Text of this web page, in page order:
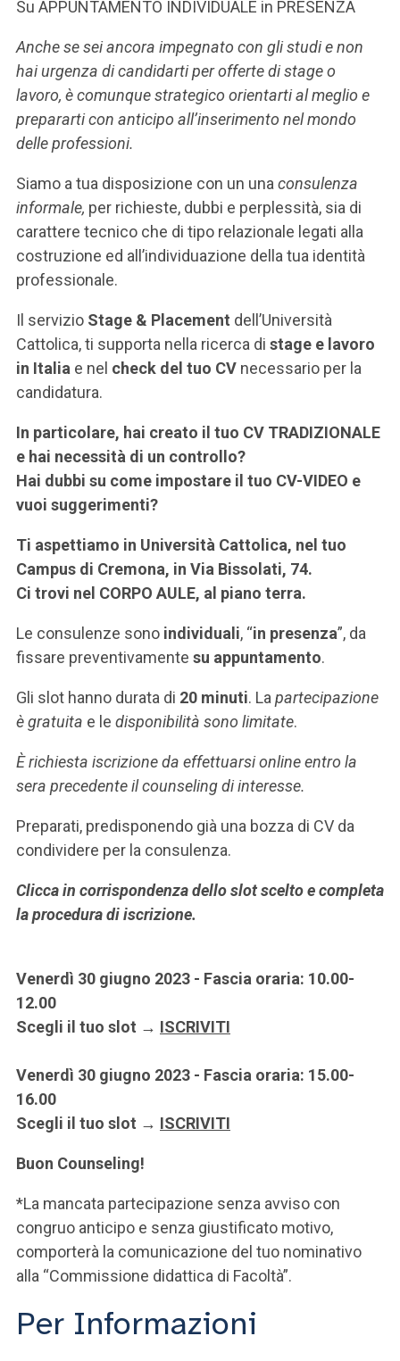
SEI UN DOCENTE O UN MEMBRO DELLO STAFF
ACCEDI A CLOUDMAIL
Su APPUNTAMENTO INDIVIDUALE in PRESENZA
Anche se sei ancora impegnato con gli studi e non
hai urgenza di candidarti per offerte di stage o
lavoro, è comunque strategico orientarti al meglio e
prepararti con anticipo all’inserimento nel mondo
delle professioni.
Siamo a tua disposizione con un una consulenza
informale, per richieste, dubbi e perplessità, sia di
carattere tecnico che di tipo relazionale legati alla
costruzione ed all’individuazione della tua identità
professionale.
Il servizio Stage & Placement dell’Università
Cattolica, ti supporta nella ricerca di stage e lavoro
in Italia e nel check del tuo CV necessario per la
candidatura.
In particolare, hai creato il tuo CV TRADIZIONALE
e hai necessità di un controllo?
Hai dubbi su come impostare il tuo CV-VIDEO e
vuoi suggerimenti?
Ti aspettiamo in Università Cattolica, nel tuo
Campus di Cremona, in Via Bissolati, 74.
Ci trovi nel CORPO AULE, al piano terra.
Le consulenze sono individuali, “in presenza”, da
fissare preventivamente su appuntamento.
Gli slot hanno durata di 20 minuti. La partecipazione
è gratuita e le disponibilità sono limitate.
È richiesta iscrizione da effettuarsi online entro la
sera precedente il counseling di interesse.
Preparati, predisponendo già una bozza di CV da
condividere per la consulenza.
Clicca in corrispondenza dello slot scelto e completa
la procedura di iscrizione.
Venerdì 30 giugno 2023 - Fascia oraria: 10.00-
12.00
Scegli il tuo slot → ISCRIVITI
Venerdì 30 giugno 2023 - Fascia oraria: 15.00-
16.00
Scegli il tuo slot → ISCRIVITI
Buon Counseling!
*La mancata partecipazione senza avviso con
congruo anticipo e senza giustificato motivo,
comporterà la comunicazione del tuo nominativo
alla “Commissione didattica di Facoltà”.
Per Informazioni